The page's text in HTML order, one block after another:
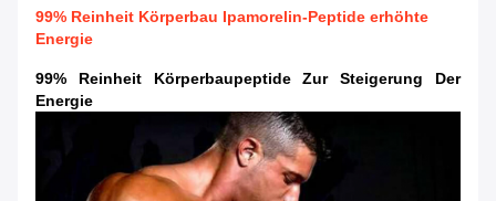
99% Reinheit Körperbau Ipamorelin-Peptide erhöhte
Energie
99% Reinheit Körperbaupeptide Zur Steigerung Der
Energie